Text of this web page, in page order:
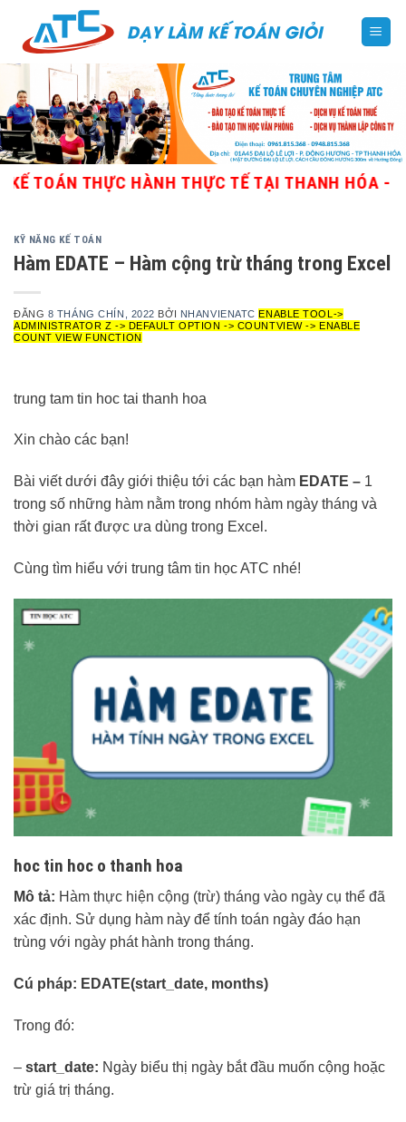
content
THỰC HÀNH THỰC TẾ TẠI THANH HÓA - GIÁO
KỸ NĂNG KẾ TOÁN
Hàm EDATE – Hàm cộng trừ tháng trong Excel
ĐĂNG 8 THÁNG CHÍN, 2022 BỞI NHANVIENATC ENABLE TOOL->
ADMINISTRATOR Z -> DEFAULT OPTION -> COUNTVIEW -> ENABLE
COUNT VIEW FUNCTION
trung tam tin hoc tai thanh hoa
Xin chào các bạn!
Bài viết dưới đây giới thiệu tới các bạn hàm EDATE – 1
trong số những hàm nằm trong nhóm hàm ngày tháng và
thời gian rất được ưa dùng trong Excel.
Cùng tìm hiểu với trung tâm tin học ATC nhé!
hoc tin hoc o thanh hoa
Mô tả: Hàm thực hiện cộng (trừ) tháng vào ngày cụ thể đã
xác định. Sử dụng hàm này để tính toán ngày đáo hạn
trùng với ngày phát hành trong tháng.
Cú pháp: EDATE(start_date, months)
Trong đó:
– start_date: Ngày biểu thị ngày bắt đầu muốn cộng hoặc
trừ giá trị tháng.